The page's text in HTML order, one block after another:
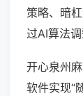
策略、暗
过AI算法调
开心泉州
软件实现“